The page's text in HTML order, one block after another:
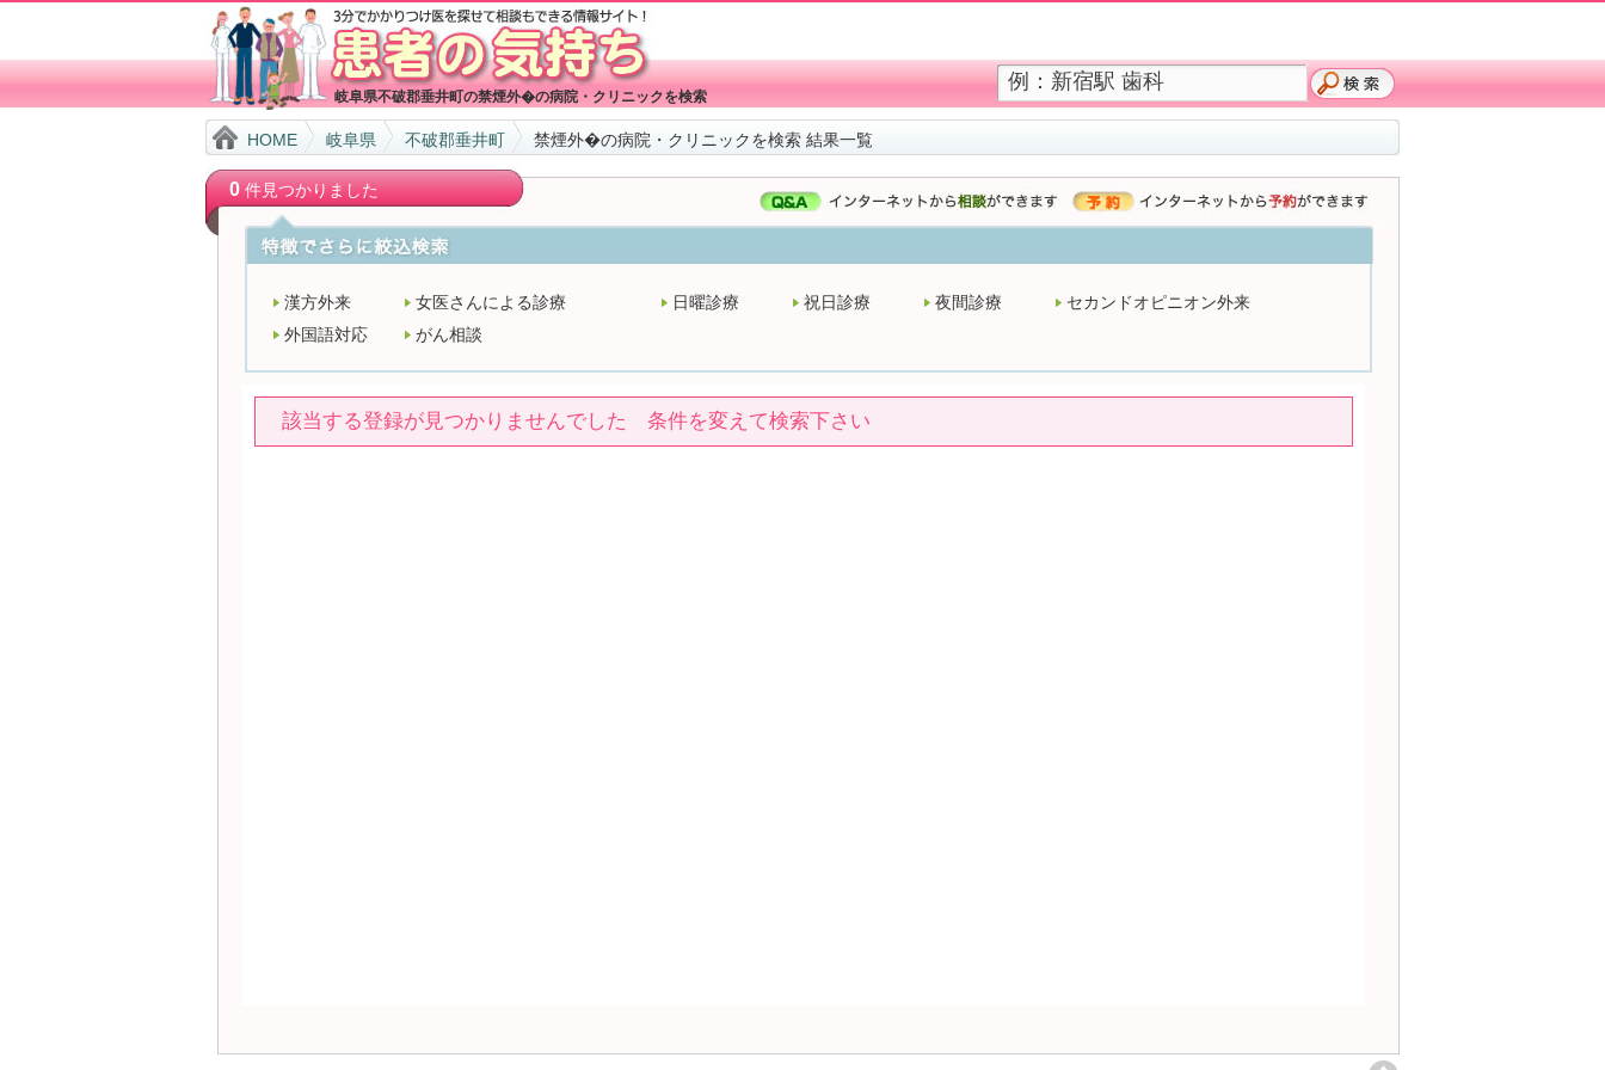
岐阜県不破郡垂井町の禁煙外�の病院・クリニックを検索
HOME 岐阜県 不破郡垂井町 禁煙外�の病院・クリニックを検索 結果一覧
0件見つかりました
漢方外来 女医さんによる診療 日曜診療 祝日診療 夜間診療
セカンドオピニオン外来
外国語対応
がん相談
該当する登録が見つかりませんでした 条件を変えて検索下さい